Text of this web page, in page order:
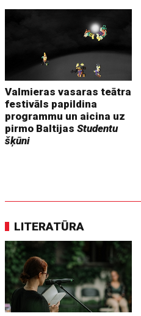
Valmieras vasaras teātra
festivāls papildina
programmu un aicina uz
pirmo BaltijasStudentu
šķūni
LITERATŪRA